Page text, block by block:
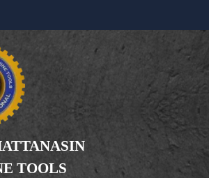
TOOLS